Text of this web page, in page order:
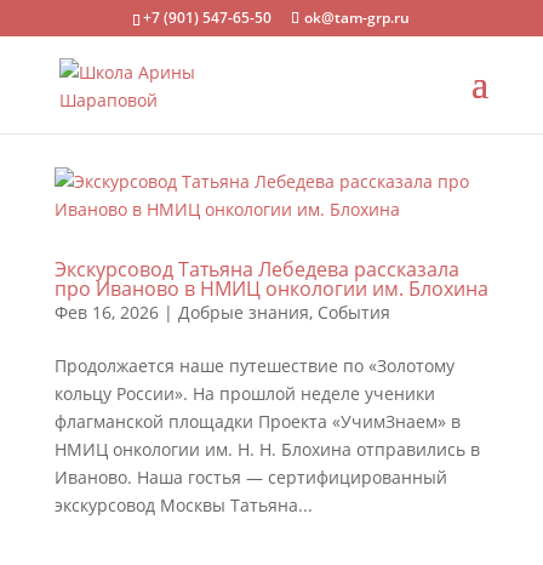
+7 (901) 547-65-50 ok@tam-grp.ru
Экскурсовод Татьяна Лебедева рассказала
про Иваново в НМИЦ онкологии им. Блохина
Фев 16, 2026| Добрые знания, События
Продолжается наше путешествие по «Золотому
кольцу России». На прошлой неделе ученики
флагманской площадки Проекта «УчимЗнаем» в
НМИЦ онкологии им. Н. Н. Блохина отправились в
Иваново. Наша гостья — сертифицированный
экскурсовод Москвы Татьяна...